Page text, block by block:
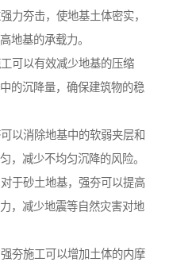
力夯击，使地基土体密实，
地基的承载力。
可以有效减少地基的压缩
的沉降量，确保建筑物的稳
以消除地基中的软弱夹层和
，减少不均匀沉降的风险。
于砂土地基，强夯可以提高
，减少地震等自然灾害对地
夯施工可以增加土体的内摩